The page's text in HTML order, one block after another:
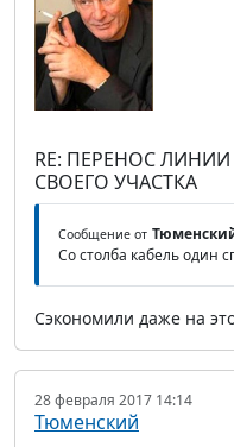
RE: ПЕРЕНОС
СВОЕГО УЧАСТКА
Сообщение от
Со столба кабель один
Сэкономили даже на
28 февраля 2017 14:14
Тюменский